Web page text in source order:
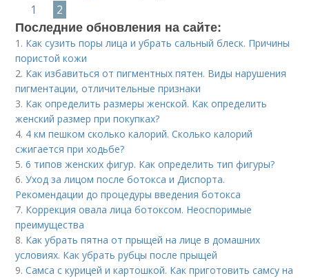
1 2
Последние обновления на сайте:
1. Как сузить поры лица и убрать сальный блеск. Причины
пористой кожи
2. Как избавиться от пигментных пятен. Виды нарушения
пигментации, отличительные признаки
3. Как определить размеры женской. Как определить
женский размер при покупках?
4. 4 км пешком сколько калорий. Сколько калорий
сжигается при ходьбе?
5.6 типов женских фигур. Как определить тип фигуры?
6.Уход за лицом после ботокса и Диспорта.
Рекомендации до процедуры введения ботокса
7. Коррекция овала лица ботоксом. Неоспоримые
преимущества
8. Как убрать пятна от прыщей на лице в домашних
условиях. Как убрать рубцы после прыщей
9.Самса с курицей и картошкой. Как приготовить самсу на